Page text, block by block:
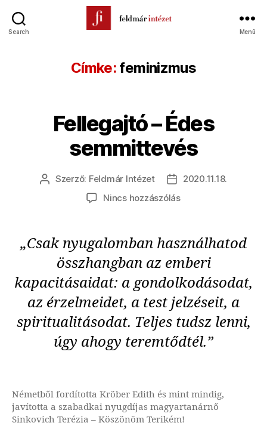
Search Menü
Címke: feminizmus
Fellegajtó – Édes
semmittevés
Bejegyzés
Szerző: Feldmár Intézet
Bejegyzés
dátuma
2020.11.18.
Nincs hozzászólása(z)
Édes
semmittevés
bejegyzéshez
„Csak nyugalomban használhatod
összhangban az emberi
kapacitásaidat: a gondolkodásodat,
az érzelmeidet, a test jelzéseit, a
spiritualitásodat. Teljes tudsz lenni,
úgy ahogy teremtődtél.”
Németből fordította Kröber Edith és mint mindig,
javította a szabadkai nyugdíjas magyartanárnő
Sinkovich Terézia – Köszönöm Terikém!